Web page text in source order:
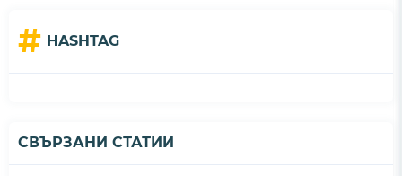
# HASHTAG
СВЪРЗАНИ СТАТИИ